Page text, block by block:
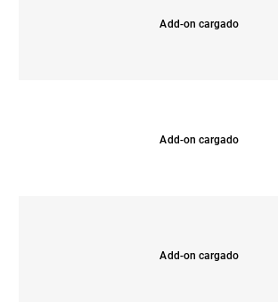
Add-on cargado
Add-on cargado
Add-on cargado